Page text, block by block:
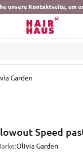
unsere Kontaktseite, um
Garden
Speed
Olivia Garden